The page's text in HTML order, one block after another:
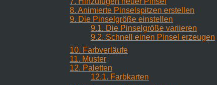
8. Animierte Pinselspitzen erstellen
9. Die Pinselgröße einstellen
9.1. Die Pinselgröße variieren
9.2. Schnell einen Pinsel erzeugen
10. Farbverläufe
11. Muster
12. Paletten
12.1. Farbkarten